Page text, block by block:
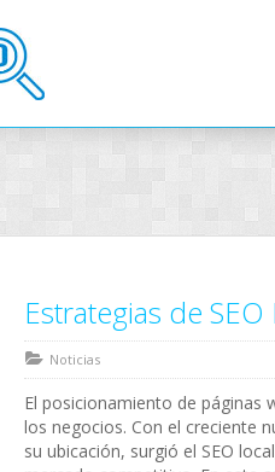
Estrategias de
Noticias
El posicionamiento de páginas
los negocios. Con el creciente
su ubicación, surgió el SEO